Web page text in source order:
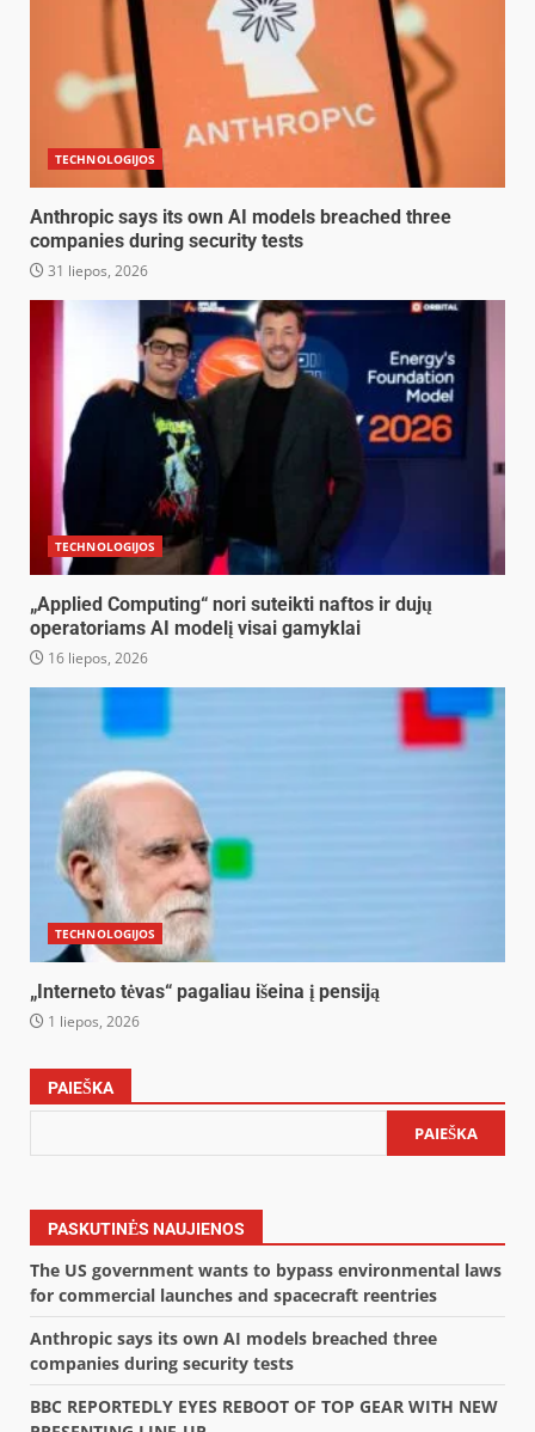
TECHNOLOGIJOS
Anthropic says its own AI models breached three
companies during security tests
31 liepos, 2026
TECHNOLOGIJOS
„Applied Computing“ nori suteikti naftos ir dujų
operatoriams AI modelį visai gamyklai
16 liepos, 2026
TECHNOLOGIJOS
„Interneto tėvas“ pagaliau išeina į pensiją
1 liepos, 2026
PAIEŠKA
PAIEŠKA
PASKUTINĖS NAUJIENOS
The US government wants to bypass environmental laws
for commercial launches and spacecraft reentries
Anthropic says its own AI models breached three
companies during security tests
BBC REPORTEDLY EYES REBOOT OF TOP GEAR WITH NEW